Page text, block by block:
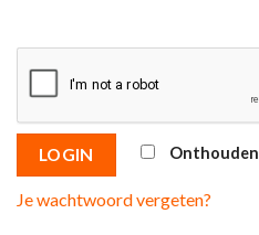
LOGIN Onthouden
Je wachtwoord vergeten?